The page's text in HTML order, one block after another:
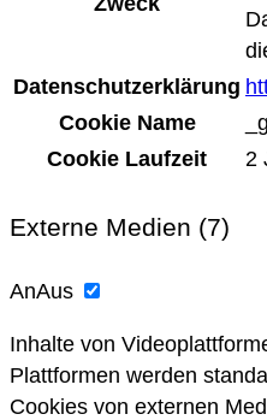
Datenschutzerklärung
Cookie Name
Cookie Laufzeit
2
Externe Medien (7)
AnAus
Inhalte von
Plattformen werden
Cookies von externen